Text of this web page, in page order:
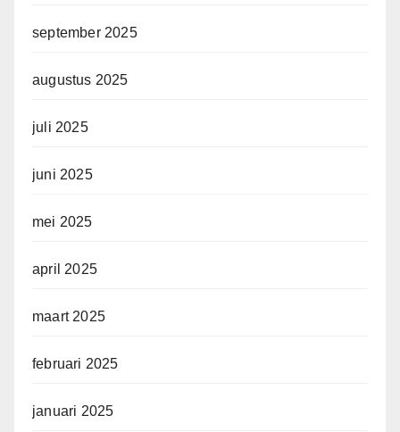
september 2025
augustus 2025
juli 2025
juni 2025
mei 2025
april 2025
maart 2025
februari 2025
januari 2025